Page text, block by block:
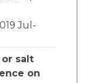
Jul-
salt
on